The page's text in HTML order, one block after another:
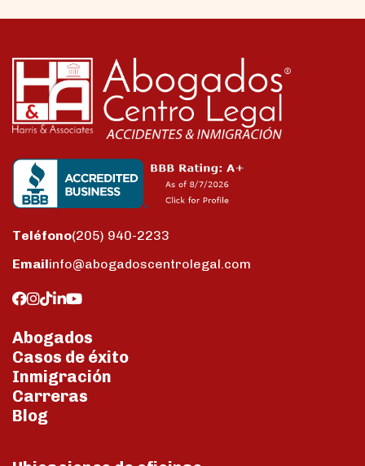
Teléfono(205) 940-2233
Emailinfo@abogadoscentrolegal.com
Abogados
Casos de éxito
Inmigración
Carreras
Blog